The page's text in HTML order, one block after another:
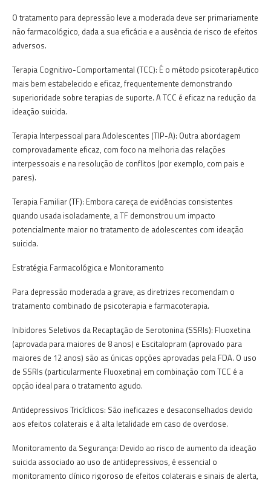
O tratamento para depressão leve a moderada deve ser primariamente
não farmacológico, dada a sua eficácia e a ausência de risco de efeitos
adversos.
Terapia Cognitivo-Comportamental (TCC): É o método psicoterapêutico
mais bem estabelecido e eficaz, frequentemente demonstrando
superioridade sobre terapias de suporte. A TCC é eficaz na redução da
ideação suicida.
Terapia Interpessoal para Adolescentes (TIP-A): Outra abordagem
comprovadamente eficaz, com foco na melhoria das relações
interpessoais e na resolução de conflitos (por exemplo, com pais e
pares).
Terapia Familiar (TF): Embora careça de evidências consistentes
quando usada isoladamente, a TF demonstrou um impacto
potencialmente maior no tratamento de adolescentes com ideação
suicida.
Estratégia Farmacológica e Monitoramento
Para depressão moderada a grave, as diretrizes recomendam o
tratamento combinado de psicoterapia e farmacoterapia.
Inibidores Seletivos da Recaptação de Serotonina (SSRIs): Fluoxetina
(aprovada para maiores de 8 anos) e Escitalopram (aprovado para
maiores de 12 anos) são as únicas opções aprovadas pela FDA. O uso
de SSRIs (particularmente Fluoxetina) em combinação com TCC é a
opção ideal para o tratamento agudo.
Antidepressivos Tricíclicos: São ineficazes e desaconselhados devido
aos efeitos colaterais e à alta letalidade em caso de overdose.
Monitoramento da Segurança: Devido ao risco de aumento da ideação
suicida associado ao uso de antidepressivos, é essencial o
monitoramento clínico rigoroso de efeitos colaterais e sinais de alerta,